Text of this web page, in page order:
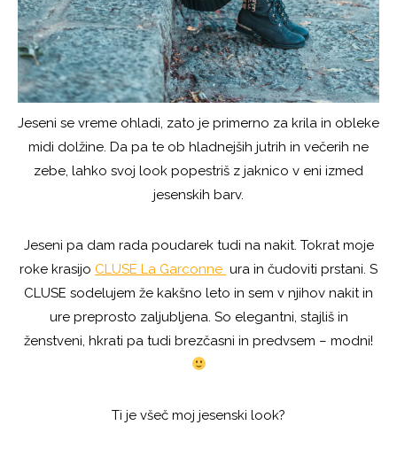
Jeseni se vreme ohladi, zato je primerno za krila in obleke
midi dolžine. Da pa te ob hladnejših jutrih in večerih ne
zebe, lahko svoj look popestriš z jaknico v eni izmed
jesenskih barv.
Jeseni pa dam rada poudarek tudi na nakit. Tokrat moje
roke krasijo CLUSE La Garconne ura in čudoviti prstani. S
CLUSE sodelujem že kakšno leto in sem v njihov nakit in
ure preprosto zaljubljena. So elegantni, stajliš in
ženstveni, hkrati pa tudi brezčasni in predvsem – modni!
Ti je všeč moj jesenski look?